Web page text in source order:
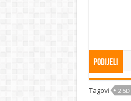
Podijeli
Tagovi 2.5D